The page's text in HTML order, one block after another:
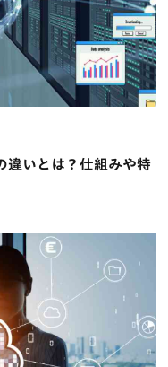
違いとは？仕組みや特